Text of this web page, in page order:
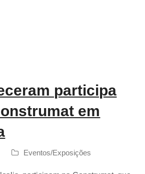
participa
em
Eventos/Exposições